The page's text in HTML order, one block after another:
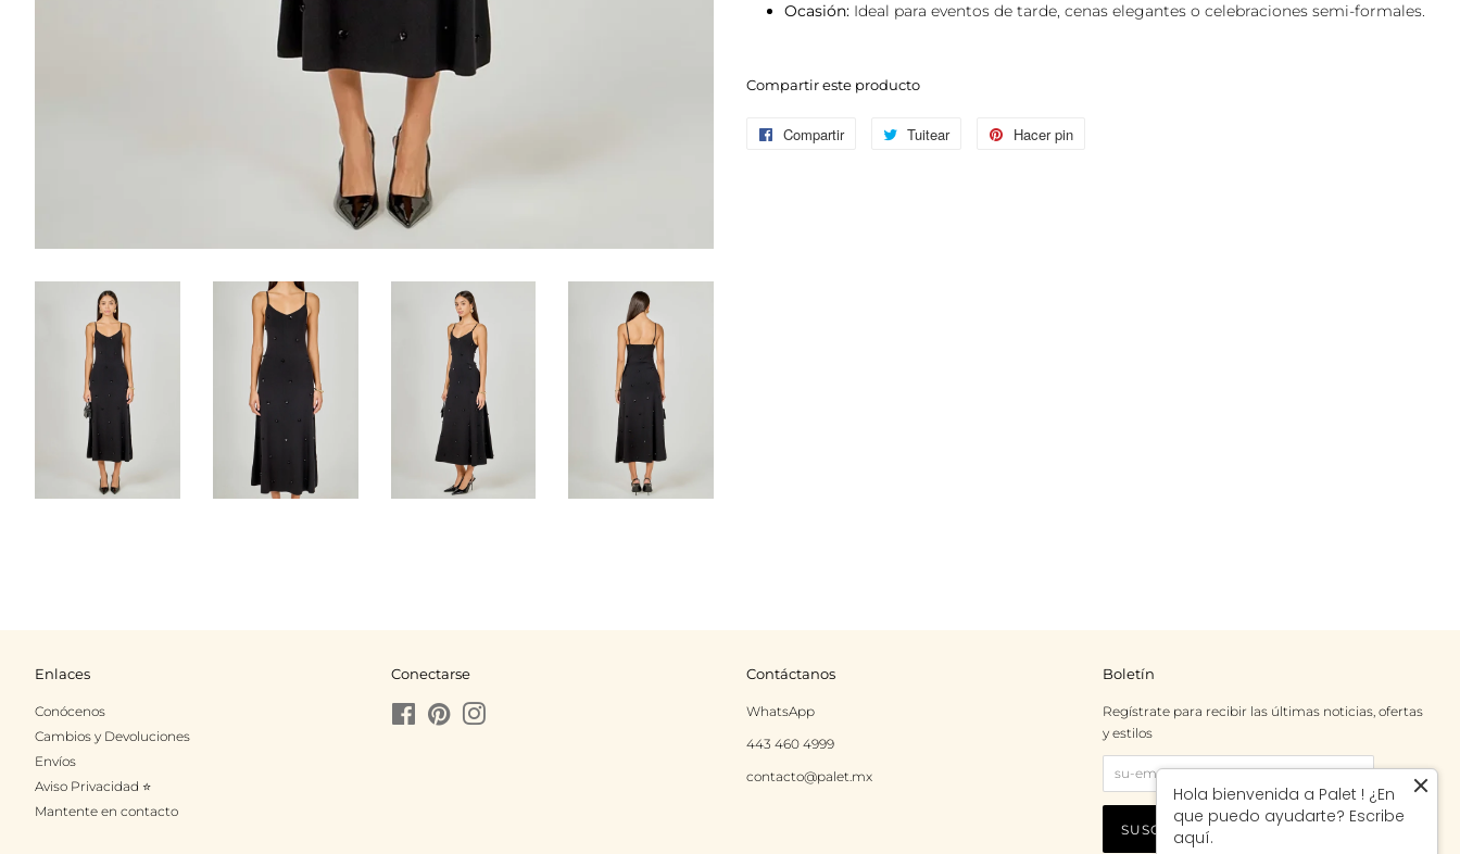
Ocasión: Ideal para eventos de tarde, cenas elegantes o celebraciones semi-formales.
Compartir este producto
Compartir
CompartirTuitear
Tuitear Hacer pin
Enlaces
Conócenos
Cambios y Devoluciones
Envíos
Aviso Privacidad ⭐
Mantente en contacto
Conectarse
Facebook
PinterestInstagram
Contáctanos
WhatsApp
443 460 4999
contacto@palet.mx
Boletín
Regístrate para recibir las últimas noticias, ofertas
y estilos
Hola bienvenida a Palet ! ¿En
que puedo ayudarte? Escribe
aquí.